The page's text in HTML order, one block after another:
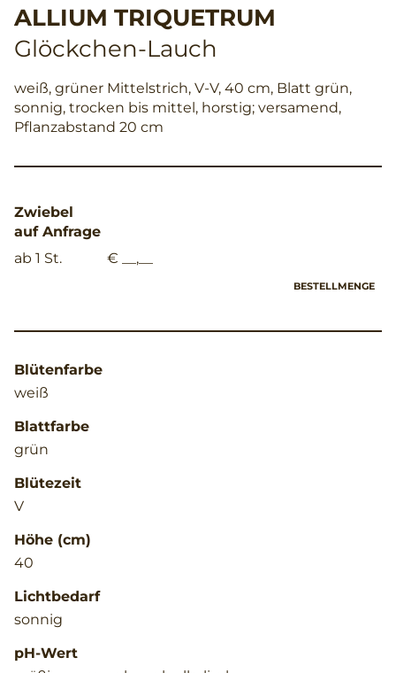
ALLIUM TRIQUETRUM
Glöckchen-Lauch
weiß, grüner Mittelstrich, V-V, 40 cm, Blatt grün,
sonnig, trocken bis mittel, horstig; versamend,
Pflanzabstand 20 cm
Zwiebel
auf Anfrage
ab 1 St.
€ __,__
BESTELLMENGE
Blütenfarbe
weiß
Blattfarbe
grün
Blütezeit
V
Höhe (cm)
40
Lichtbedarf
sonnig
pH-Wert